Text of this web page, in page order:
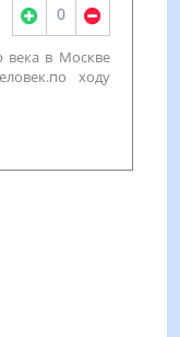
0
века в Москве
ходу